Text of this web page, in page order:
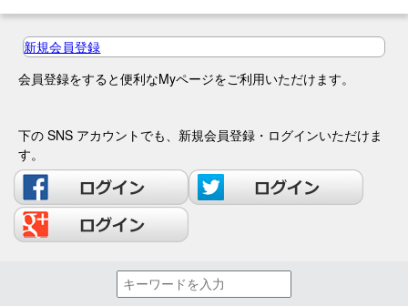
新規会員登録
会員登録をすると便利なMyページをご利用いただけます。
下の SNS アカウントでも、新規会員登録・ログインいただけま
す。